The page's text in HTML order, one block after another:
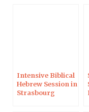
Intensive Biblical
Hebrew Session in
Strasbourg